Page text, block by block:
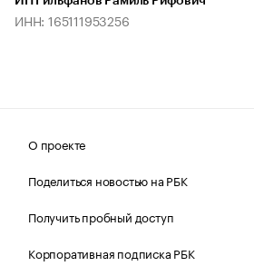
ИНН: 165111953256
О проекте
Поделиться новостью на РБК
Получить пробный доступ
Корпоративная подписка РБК